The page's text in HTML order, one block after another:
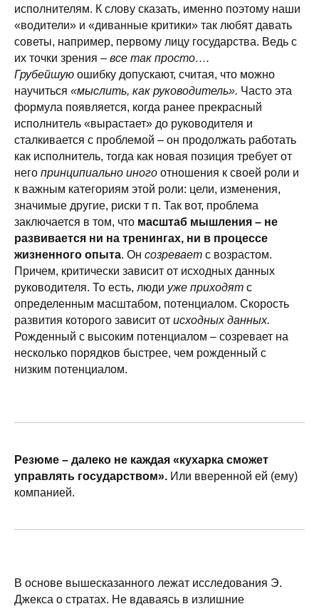
исполнителям. К слову сказать, именно поэтому наши
«водители» и «диванные критики» так любят давать
советы, например, первому лицу государства. Ведь с
их точки зрения – все так просто….
Грубейшую ошибку допускают, считая, что можно
научиться «мыслить, как руководитель». Часто эта
формула появляется, когда ранее прекрасный
исполнитель «вырастает» до руководителя и
сталкивается с проблемой – он продолжать работать
как исполнитель, тогда как новая позиция требует от
него принципиально иного отношения к своей роли и
к важным категориям этой роли: цели, изменения,
значимые другие, риски т п. Так вот, проблема
заключается в том, что масштаб мышления – не
развивается ни на тренингах, ни в процессе
жизненного опыта. Он созревает с возрастом.
Причем, критически зависит от исходных данных
руководителя. То есть, люди уже приходят с
определенным масштабом, потенциалом. Скорость
развития которого зависит от исходных данных.
Рожденный с высоким потенциалом – созревает на
несколько порядков быстрее, чем рожденный с
низким потенциалом.
Резюме – далеко не каждая «кухарка сможет
управлять государством». Или вверенной ей (ему)
компанией.
В основе вышесказанного лежат исследования Э.
Джекса о стратах. Не вдаваясь в излишние